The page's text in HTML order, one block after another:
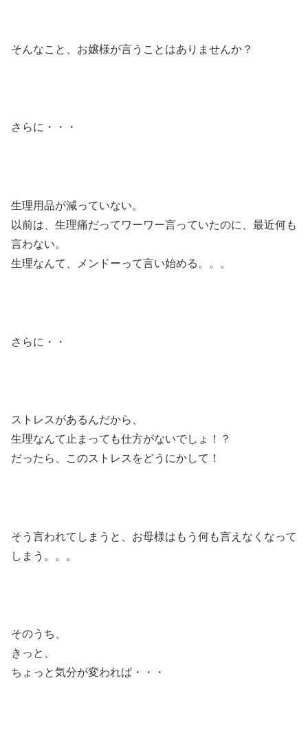
そんなこと、お嬢様が言うことはありませんか？
さらに・・・
生理用品が減っていない。
以前は、生理痛だってワーワー言っていたのに、最近何も
言わない。
生理なんて、メンドーって言い始める。。。
さらに・・
ストレスがあるんだから、
生理なんて止まっても仕方がないでしょ！？
だったら、このストレスをどうにかして！
そう言われてしまうと、お母様はもう何も言えなくなって
しまう。。。
そのうち、
きっと、
ちょっと気分が変われば・・・